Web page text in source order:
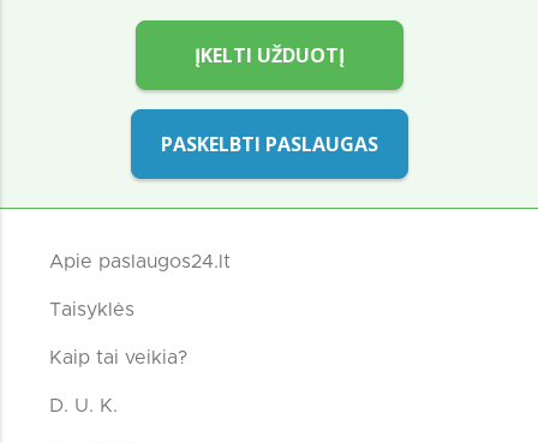
ĮKELTI UŽDUOTĮ
PASKELBTI PASLAUGAS
Apie paslaugos24.lt
Taisyklės
Kaip tai veikia?
D. U. K.